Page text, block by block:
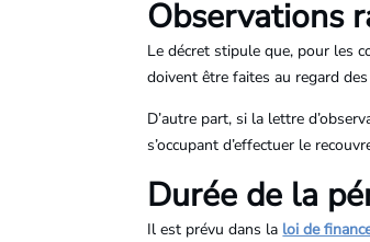
Observations
Le décret stipule que, pour les
doivent être faites au regard
D’autre part, si la lettre
s’occupant d’effectuer le
Durée de la
Il est prévu dans la loi de